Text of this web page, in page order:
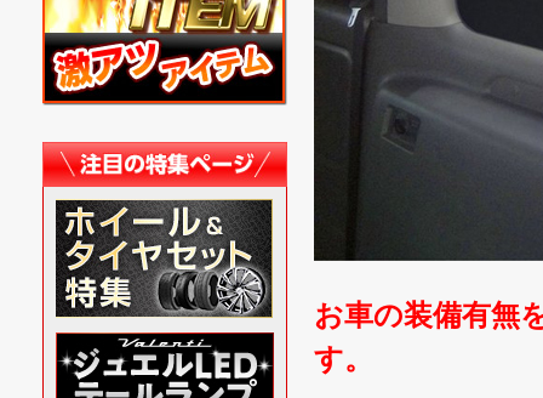
お車の装備有無
す。